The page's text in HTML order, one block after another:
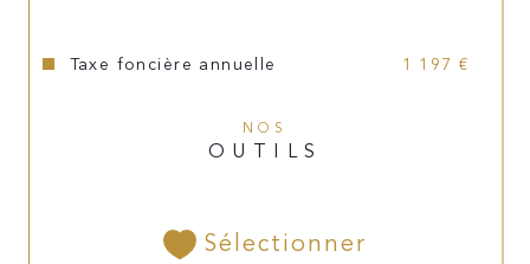
Les informations sur les risques auxquels ce bien est
exposé sont disponibles sur le site
Taxe foncière annuelle 1 197 €
NOS
OUTILS
Sélectionner